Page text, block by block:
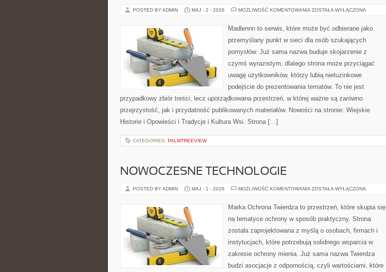
POSTED BY ADMIN MAJ - 2 - 2026 MOŻLIWOŚĆ KOMENTOWANIA STYL
ZDROWIE
ZOSTAŁA WYŁĄCZONA
Madlennn to serwis, które może być odbierane jako
przemyślany punkt w sieci dla osób szukających
pomysłów. Już sama nazwa buduje skojarzenie z
czymś wyrazistym, dlatego strona może przyciągać
uwagę użytkowników, którzy lubią nietuzinkowe
podejście do prezentowania tematów. To nie jest
przypadkowy zbiór treści, lecz uporządkowana przestrzeń, w której ważne są zarówno
przejrzystość, jak i przydatność publikowanych materiałów. Nowości na stronie: Wiejskie
Historie i Opowieści i Tradycje i Kultura Wsi. Strona […]
CATEGORIES: PALMTREEVIEW
NOWOCZESNE TECHNOLOGIE
POSTED BY ADMIN MAJ - 1 - 2026 MOŻLIWOŚĆ KOMENTOWANIA NOWOCZESNE
ZOSTAŁA WYŁĄCZONA
Marka Ochrona Twierdza to przestrzeń, które skupia się
na tematyce ochrony w sposób praktyczny. Strona
została zaprojektowana z myślą o osobach, firmach i
instytucjach, które potrzebują solidnego wsparcia w
zakresie ochrony mienia. Już sama nazwa Twierdza
budzi asocjacje z odpornością, czyli wartościami, które